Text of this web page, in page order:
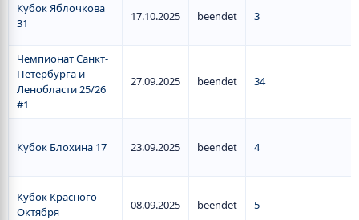
Кубок Яблочкова
31
17.10.2025 beendet 3
Чемпионат Санкт-
Петербурга и
Ленобласти 25/26
#1
27.09.2025 beendet 34
Кубок Блохина 17 23.09.2025 beendet 4
Кубок Красного
Октября
08.09.2025 beendet 5